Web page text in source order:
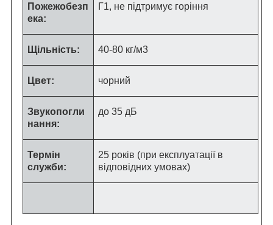
Пожежобезп
ека:
Г1, не підтримує горіння
Щільність: 40-80 кг/м3
Цвет: чорний
Звукопогли
нання:
до 35 дБ
Термін
служби:
25 років (при експлуатації в
відповідних умовах)